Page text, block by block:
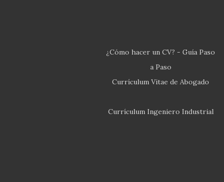
¿Cómo hacer un CV? - Guía Paso
a Paso
Currículum Vitae de Abogado
Currículum Ingeniero Industrial